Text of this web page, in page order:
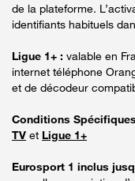
de la plateforme.
identifiants habituels
Ligue 1+ : valable en
internet téléphone
et de décodeur
Conditions
TV et Ligue 1+
Eurosport 1 inclus